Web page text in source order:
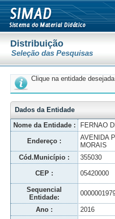
Distribuição
Seleção das Pesquisas
Clique na entidade
Dados da Entidade
Nome da Entidade :
FERNAO
Endereço :
AVENIDA
MORAIS
Cód.Município : 355030
CEP : 05420000
Sequencial
Entidade:
Ano : 2016